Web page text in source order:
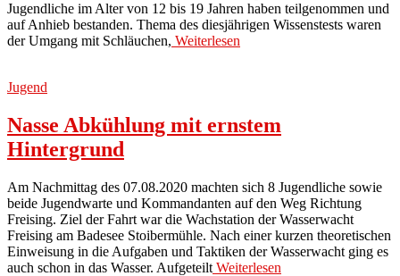
Jugendliche im Alter von 12 bis 19 Jahren haben teilgenommen und
auf Anhieb bestanden. Thema des diesjährigen Wissenstests waren
der Umgang mit Schläuchen, Weiterlesen
Jugend
Nasse Abkühlung mit ernstem
Hintergrund
Am Nachmittag des 07.08.2020 machten sich 8 Jugendliche sowie
beide Jugendwarte und Kommandanten auf den Weg Richtung
Freising. Ziel der Fahrt war die Wachstation der Wasserwacht
Freising am Badesee Stoibermühle. Nach einer kurzen theoretischen
Einweisung in die Aufgaben und Taktiken der Wasserwacht ging es
auch schon in das Wasser. Aufgeteilt Weiterlesen